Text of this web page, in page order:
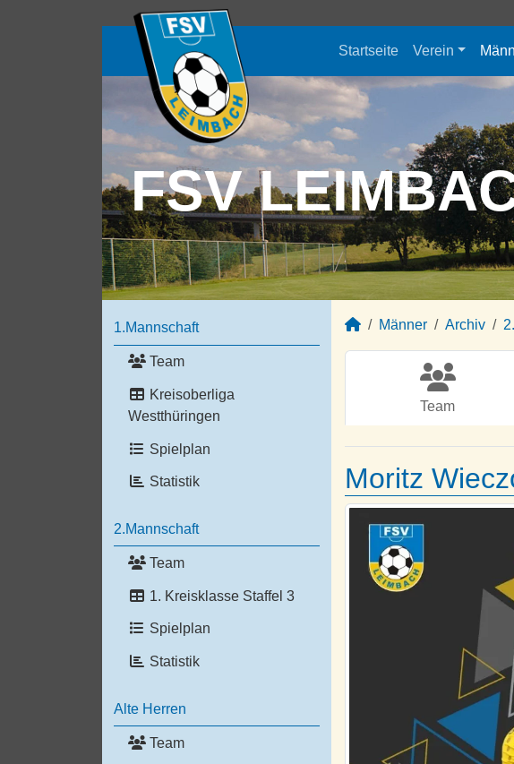
Startseite Verein
FSV
1.Mannschaft
Team
Kreisoberliga
Westthüringen
Spielplan
Statistik
2.Mannschaft
Team
1. Kreisklasse Staffel 3
Spielplan
Statistik
Alte Herren
Team
Männer Archiv
Team
Moritz